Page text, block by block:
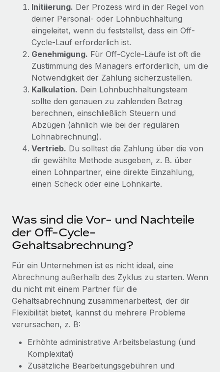
Gründung von Niederlassungen
Schnelle, rechtssichere Gründung von
Niederlassungen
Mobilität und Relocation
Mühelose Relocation von Mitarbeiter:innen
Benefits
Revolution des Enterprise Contractor
Managements – die Erfolgsgeschichte einer
globalen Content-Agentur mit Remote
Auf einen Blick Erfahre mehr über die unglaubliche
Transformation einer weltweit erfolgreichen...
Mehr erfahren
Steuern
Den Blog erkunden
BLOG
Neues zu Remote-Produkten: Integration mit
Gusto und Zero und Contractor Management
Plus
Auch im neuen Jahr wollen wir bei Remote Unternehmen
aller Größen dabei unterstützen, die beste...
Mehr erfahren
Phiture ist der unumstrittene Marktführer im Bereich der
Wachstumsberatung für mobile Apps. Das...
Mehr erfahren
Initiierung. Der Prozess wird in der Regel von
deiner Personal- oder Lohnbuchhaltung
eingeleitet, wenn du feststellst, dass ein Off-
Cycle-Lauf erforderlich ist.
Genehmigung. Für Off-Cycle-Läufe ist oft die
Zustimmung des Managers erforderlich, um die
Notwendigkeit der Zahlung sicherzustellen.
Kalkulation. Dein Lohnbuchhaltungsteam
sollte den genauen zu zahlenden Betrag
berechnen, einschließlich Steuern und
Abzügen (ähnlich wie bei der regulären
Lohnabrechnung).
Vertrieb. Du solltest die Zahlung über die von
dir gewählte Methode ausgeben, z. B. über
einen Lohnpartner, eine direkte Einzahlung,
einen Scheck oder eine Lohnkarte.
Was sind die Vor- und Nachteile
der Off-Cycle-
Gehaltsabrechnung?
Für ein Unternehmen ist es nicht ideal, eine
Abrechnung außerhalb des Zyklus zu starten. Wenn
du nicht mit einem Partner für die
Gehaltsabrechnung zusammenarbeitest, der dir
Flexibilität bietet, kannst du mehrere Probleme
verursachen, z. B:
Erhöhte administrative Arbeitsbelastung (und
Komplexität)
Zusätzliche Bearbeitungsgebühren und